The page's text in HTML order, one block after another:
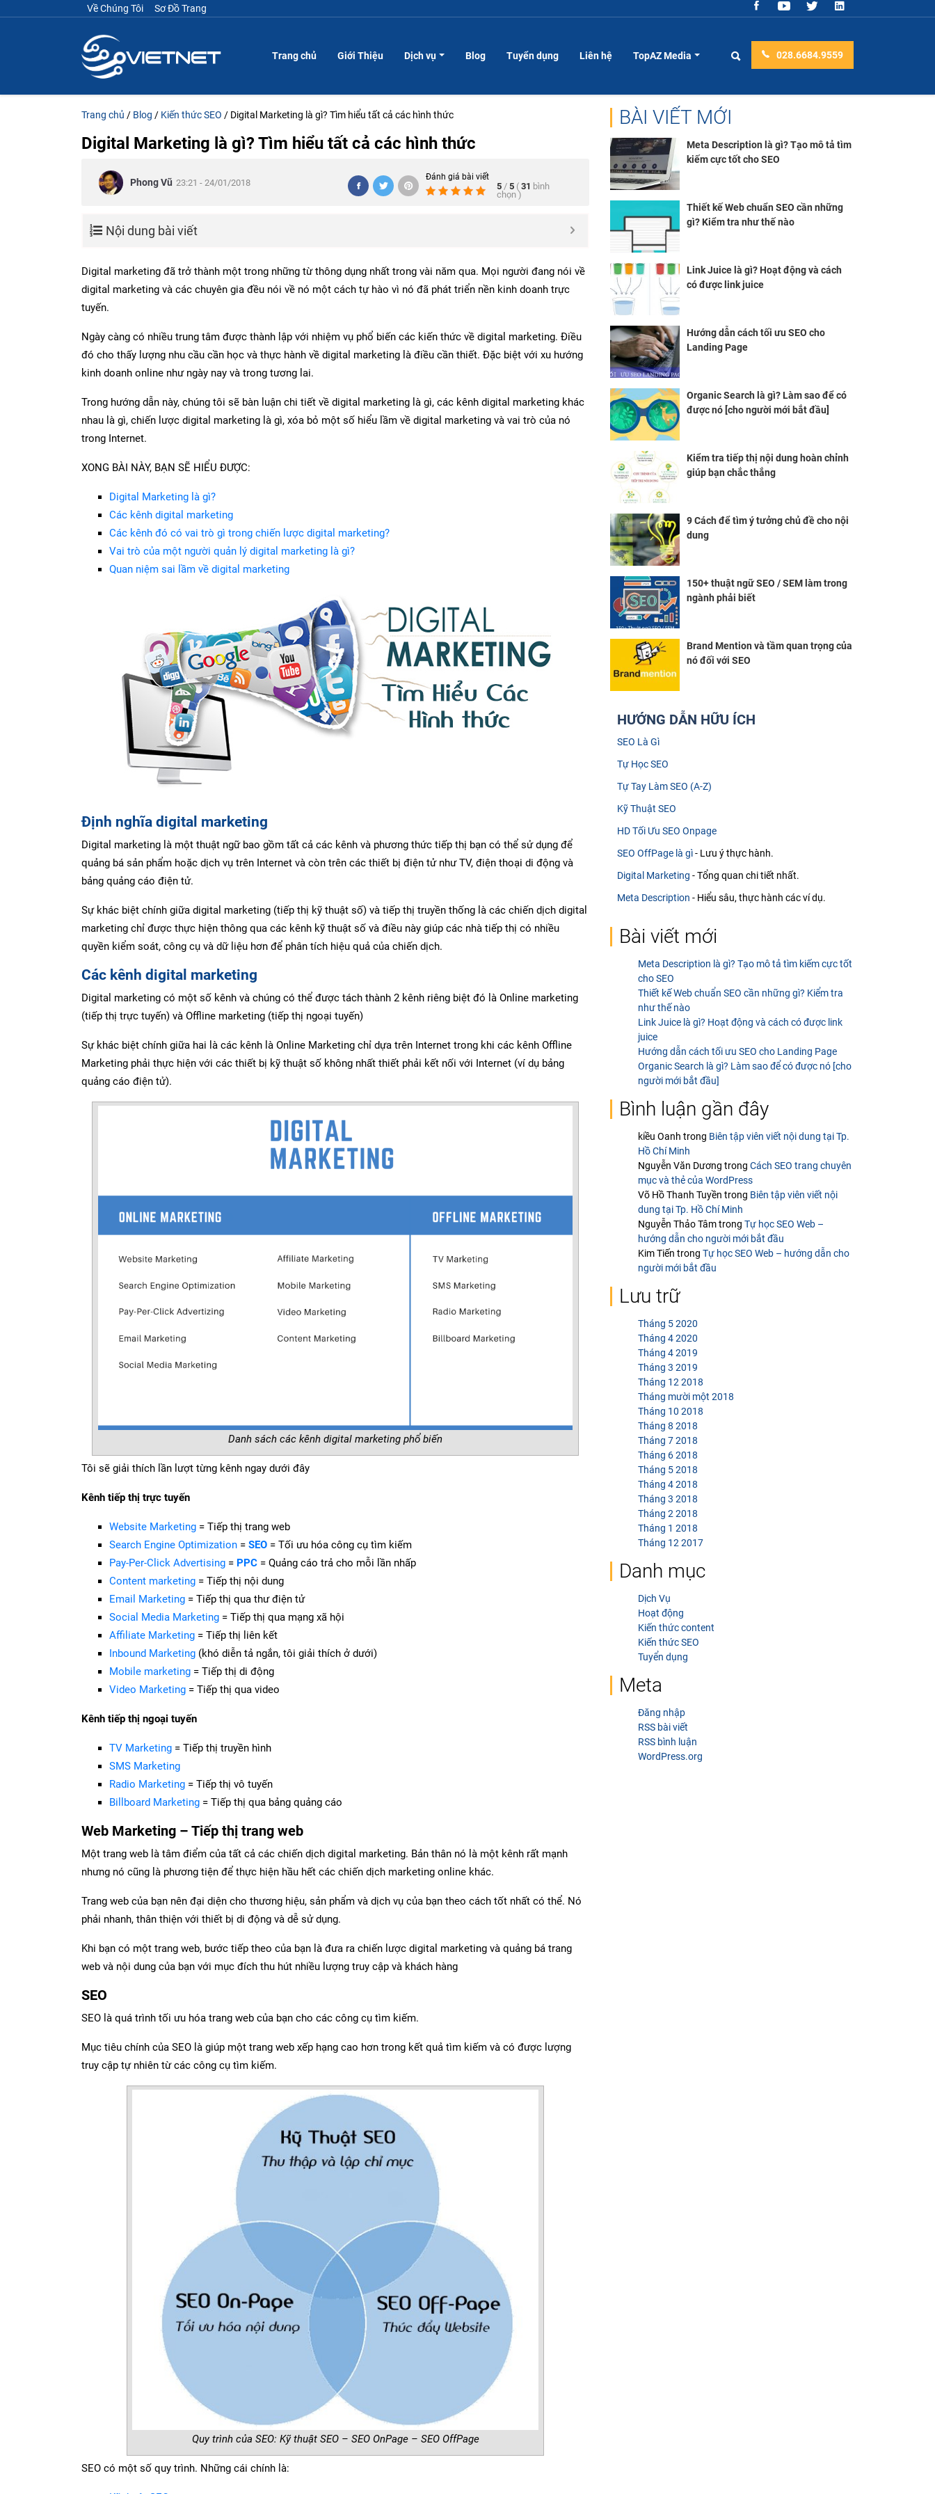
Về Chúng Tôi Sơ Đồ Trang
Trang chủ Giới Thiệu Dịch vụ Blog Tuyển dụng Liên hệ TopAZ Media 028.6684.9559
Trang chủ / Blog / Kiến thức SEO / Digital Marketing là gì? Tìm hiểu tất cả các hình thức
Digital Marketing là gì? Tìm hiểu tất cả các hình thức
Phong Vũ 23:21 - 24/01/2018
Đánh giá bài viết
5 / 5 ( 31 bình
chọn )
Nội dung bài viết
Digital marketing đã trở thành một trong những từ thông dụng nhất trong vài năm qua. Mọi người đang nói về
digital marketing và các chuyên gia đều nói về nó một cách tự hào vì nó đã phát triển nền kinh doanh trực
tuyến.
Ngày càng có nhiều trung tâm được thành lập với nhiệm vụ phổ biến các kiến thức về digital marketing. Điều
đó cho thấy lượng nhu cầu cần học và thực hành về digital marketing là điều cần thiết. Đặc biệt với xu hướng
kinh doanh online như ngày nay và trong tương lai.
Trong hướng dẫn này, chúng tôi sẽ bàn luận chi tiết về digital marketing là gì, các kênh digital marketing khác
nhau là gì, chiến lược digital marketing là gì, xóa bỏ một số hiểu lầm về digital marketing và vai trò của nó
trong Internet.
XONG BÀI NÀY, BẠN SẼ HIỂU ĐƯỢC:
Digital Marketing là gì?
Các kênh digital marketing
Các kênh đó có vai trò gì trong chiến lược digital marketing?
Vai trò của một người quản lý digital marketing là gì?
Quan niệm sai lầm về digital marketing
Định nghĩa digital marketing
Digital marketing là một thuật ngữ bao gồm tất cả các kênh và phương thức tiếp thị bạn có thể sử dụng để
quảng bá sản phẩm hoặc dịch vụ trên Internet và còn trên các thiết bị điện tử như TV, điện thoại di động và
bảng quảng cáo điện tử.
Sự khác biệt chính giữa digital marketing (tiếp thị kỹ thuật số) và tiếp thị truyền thống là các chiến dịch digital
marketing chỉ được thực hiện thông qua các kênh kỹ thuật số và điều này giúp các nhà tiếp thị có nhiều
quyền kiểm soát, công cụ và dữ liệu hơn để phân tích hiệu quả của chiến dịch.
Các kênh digital marketing
Digital marketing có một số kênh và chúng có thể được tách thành 2 kênh riêng biệt đó là Online marketing
(tiếp thị trực tuyến) và Offline marketing (tiếp thị ngoại tuyến)
Sự khác biệt chính giữa hai là các kênh là Online Marketing chỉ dựa trên Internet trong khi các kênh Offline
Marketing phải thực hiện với các thiết bị kỹ thuật số không nhất thiết phải kết nối với Internet (ví dụ bảng
quảng cáo điện tử).
Danh sách các kênh digital marketing phổ biến
Tôi sẽ giải thích lần lượt từng kênh ngay dưới đây
Kênh tiếp thị trực tuyến
Website Marketing = Tiếp thị trang web
Search Engine Optimization = SEO = Tối ưu hóa công cụ tìm kiếm
Pay-Per-Click Advertising = PPC = Quảng cáo trả cho mỗi lần nhấp
Content marketing = Tiếp thị nội dung
Email Marketing = Tiếp thị qua thư điện tử
Social Media Marketing = Tiếp thị qua mạng xã hội
Affiliate Marketing = Tiếp thị liên kết
Inbound Marketing (khó diễn tả ngắn, tôi giải thích ở dưới)
Mobile marketing = Tiếp thị di động
Video Marketing = Tiếp thị qua video
Kênh tiếp thị ngoại tuyến
TV Marketing = Tiếp thị truyền hình
SMS Marketing
Radio Marketing = Tiếp thị vô tuyến
Billboard Marketing = Tiếp thị qua bảng quảng cáo
Web Marketing – Tiếp thị trang web
Một trang web là tâm điểm của tất cả các chiến dịch digital marketing. Bản thân nó là một kênh rất mạnh
nhưng nó cũng là phương tiện để thực hiện hầu hết các chiến dịch marketing online khác.
Trang web của bạn nên đại diện cho thương hiệu, sản phẩm và dịch vụ của bạn theo cách tốt nhất có thể. Nó
phải nhanh, thân thiện với thiết bị di động và dễ sử dụng.
Khi bạn có một trang web, bước tiếp theo của bạn là đưa ra chiến lược digital marketing và quảng bá trang
web và nội dung của bạn với mục đích thu hút nhiều lượng truy cập và khách hàng
SEO
SEO là quá trình tối ưu hóa trang web của bạn cho các công cụ tìm kiếm.
Mục tiêu chính của SEO là giúp một trang web xếp hạng cao hơn trong kết quả tìm kiếm và có được lượng
truy cập tự nhiên từ các công cụ tìm kiếm.
Quy trình của SEO: Kỹ thuật SEO – SEO OnPage – SEO OffPage
SEO có một số quy trình. Những cái chính là:
BÀI VIẾT MỚI
Meta Description là gì? Tạo mô tả tìm
kiếm cực tốt cho SEO
Thiết kế Web chuẩn SEO cần những
gì? Kiểm tra như thế nào
Link Juice là gì? Hoạt động và cách
có được link juice
Hướng dẫn cách tối ưu SEO cho
Landing Page
Organic Search là gì? Làm sao để có
được nó [cho người mới bắt đầu]
Kiểm tra tiếp thị nội dung hoàn chỉnh
giúp bạn chắc thắng
9 Cách để tìm ý tưởng chủ đề cho nội
dung
150+ thuật ngữ SEO / SEM làm trong
ngành phải biết
Brand Mention và tầm quan trọng của
nó đối với SEO
HƯỚNG DẪN HỮU ÍCH
SEO Là Gì
Tự Học SEO
Tự Tay Làm SEO (A-Z)
Kỹ Thuật SEO
HD Tối Ưu SEO Onpage
SEO OffPage là gì- Lưu ý thực hành.
Digital Marketing - Tổng quan chi tiết nhất.
Meta Description - Hiểu sâu, thực hành các ví dụ.
Bài viết mới
Meta Description là gì? Tạo mô tả tìm kiếm cực tốt
cho SEO
Thiết kế Web chuẩn SEO cần những gì? Kiểm tra
như thế nào
Link Juice là gì? Hoạt động và cách có được link
juice
Hướng dẫn cách tối ưu SEO cho Landing Page
Organic Search là gì? Làm sao để có được nó [cho
người mới bắt đầu]
Bình luận gần đây
kiều Oanh trong Biên tập viên viết nội dung tại Tp.
Hồ Chí Minh
Nguyễn Văn Dương trong Cách SEO trang chuyên
mục và thẻ của WordPress
Võ Hồ Thanh Tuyền trong Biên tập viên viết nội
dung tại Tp. Hồ Chí Minh
Nguyễn Thảo Tâmtrong Tự học SEO Web –
hướng dẫn cho người mới bắt đầu
Kim Tiến trong Tự học SEO Web – hướng dẫn cho
người mới bắt đầu
Lưu trữ
Tháng 5 2020
Tháng 4 2020
Tháng 4 2019
Tháng 3 2019
Tháng 12 2018
Tháng mười một 2018
Tháng 10 2018
Tháng 8 2018
Tháng 7 2018
Tháng 6 2018
Tháng 5 2018
Tháng 4 2018
Tháng 3 2018
Tháng 2 2018
Tháng 1 2018
Tháng 12 2017
Danh mục
Dịch Vụ
Hoạt động
Kiến thức content
Kiến thức SEO
Tuyển dụng
Meta
Đăng nhập
RSS bài viết
RSS bình luận
WordPress.org